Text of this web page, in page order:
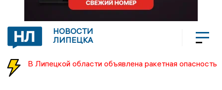
НОВОСТИ
ЛИПЕЦКА
В Липецкой области объявлена ракетная опасность